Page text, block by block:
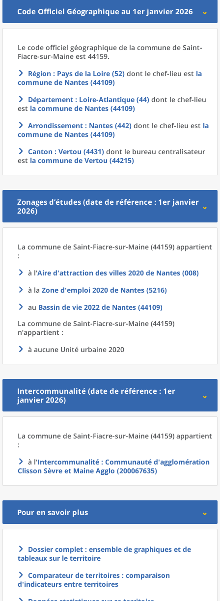
Code Officiel Géographique au 1er janvier 2026
Le code officiel géographique de la commune de Saint-
Fiacre-sur-Maine est 44159.
Région : Pays de la Loire (52) dont le chef-lieu est la
commune de Nantes (44109)
Département : Loire-Atlantique (44) dont le chef-lieu
est la commune de Nantes (44109)
Arrondissement : Nantes (442) dont le chef-lieu est la
commune de Nantes (44109)
Canton : Vertou (4431) dont le bureau centralisateur
est la commune de Vertou (44215)
Zonages d’études (date de référence : 1er janvier
2026)
La commune de Saint-Fiacre-sur-Maine (44159) appartient
:
à l'Aire d'attraction des villes 2020 de Nantes (008)
à la Zone d'emploi 2020 de Nantes (5216)
au Bassin de vie 2022 de Nantes (44109)
La commune de Saint-Fiacre-sur-Maine (44159)
n’appartient :
à aucune Unité urbaine 2020
Intercommunalité (date de référence : 1er
janvier 2026)
La commune de Saint-Fiacre-sur-Maine (44159) appartient
:
à l'Intercommunalité : Communauté d'agglomération
Clisson Sèvre et Maine Agglo (200067635)
Pour en savoir plus
Dossier complet : ensemble de graphiques et de
tableaux sur le territoire
Comparateur de territoires : comparaison
d'indicateurs entre territoires